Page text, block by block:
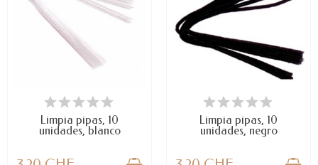
DISPONIBLE
Limpia pipas, 10
unidades, blanco
DISPONIBLE
Limpia pipas, 10
unidades, negro